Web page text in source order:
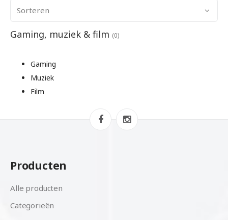
Sorteren
Gaming, muziek & film (0)
Gaming
Muziek
Film
Producten
Alle producten
Categorieën